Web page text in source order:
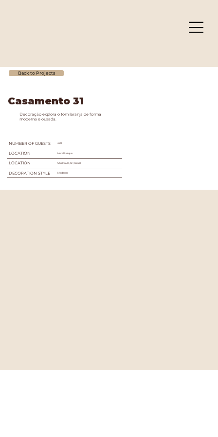
Casamento 31
Decoração explora o tom laranja de forma
moderna e ousada.
NUMBER OF GUESTS
LOCATION
LOCATION
DECORATION STYLE
380
Hotel Unique
São Paulo, SP, Brasil
Moderno
Back to Projects